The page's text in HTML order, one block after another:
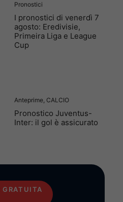
Pronostici
I pronostici di venerdì 7
agosto: Eredivisie,
Primeira Liga e League
Cup
Anteprime, CALCIO
Pronostico Juventus-
Inter: il gol è assicurato
GRATUITA